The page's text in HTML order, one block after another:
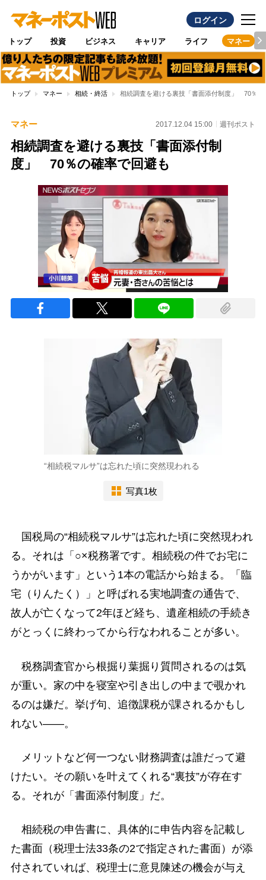
ログイン
トップ 投資 ビジネス キャリア ライフ マネー
トップ マネー 相続・終活 相続調査を避ける裏技「書面添付制度」 70％の
マネー 2017.12.04 15:00 週刊ポスト
相続調査を避ける裏技「書面添付制
度」 70％の確率で回避も
“相続税マルサ”は忘れた頃に突然現われる
写真1枚
国税局の“相続税マルサ”は忘れた頃に突然現われ
る。それは「○×税務署です。相続税の件でお宅に
うかがいます」という1本の電話から始まる。「臨
宅（りんたく）」と呼ばれる実地調査の通告で、
故人が亡くなって2年ほど経ち、遺産相続の手続き
がとっくに終わってから行なわれることが多い。
税務調査官から根掘り葉掘り質問されるのは気
が重い。家の中を寝室や引き出しの中まで覗かれ
るのは嫌だ。挙げ句、追徴課税が課されるかもし
れない――。
メリットなど何一つない財務調査は誰だって避
けたい。その願いを叶えてくれる“裏技”が存在す
る。それが「書面添付制度」だ。
相続税の申告書に、具体的に申告内容を記載し
た書面（税理士法33条の2で指定された書面）が添
付されていれば、税理士に意見陳述の機会が与え